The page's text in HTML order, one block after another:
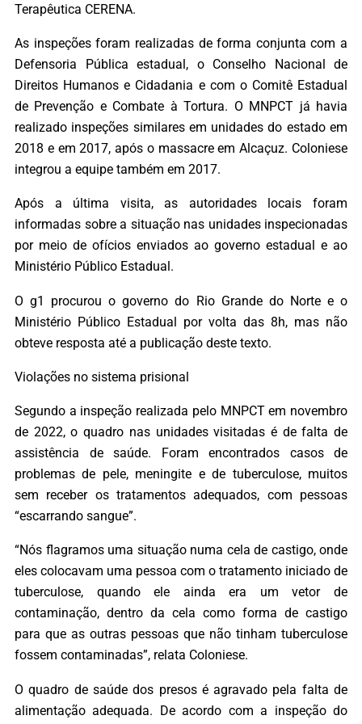
Terapêutica CERENA.
As inspeções foram realizadas de forma conjunta com a
Defensoria Pública estadual, o Conselho Nacional de
Direitos Humanos e Cidadania e com o Comitê Estadual
de Prevenção e Combate à Tortura. O MNPCT já havia
realizado inspeções similares em unidades do estado em
2018 e em 2017, após o massacre em Alcaçuz. Coloniese
integrou a equipe também em 2017.
Após a última visita, as autoridades locais foram
informadas sobre a situação nas unidades inspecionadas
por meio de ofícios enviados ao governo estadual e ao
Ministério Público Estadual.
O g1 procurou o governo do Rio Grande do Norte e o
Ministério Público Estadual por volta das 8h, mas não
obteve resposta até a publicação deste texto.
Violações no sistema prisional
Segundo a inspeção realizada pelo MNPCT em novembro
de 2022, o quadro nas unidades visitadas é de falta de
assistência de saúde. Foram encontrados casos de
problemas de pele, meningite e de tuberculose, muitos
sem receber os tratamentos adequados, com pessoas
“escarrando sangue”.
“Nós flagramos uma situação numa cela de castigo, onde
eles colocavam uma pessoa com o tratamento iniciado de
tuberculose, quando ele ainda era um vetor de
contaminação, dentro da cela como forma de castigo
para que as outras pessoas que não tinham tuberculose
fossem contaminadas”, relata Coloniese.
O quadro de saúde dos presos é agravado pela falta de
alimentação adequada. De acordo com a inspeção do